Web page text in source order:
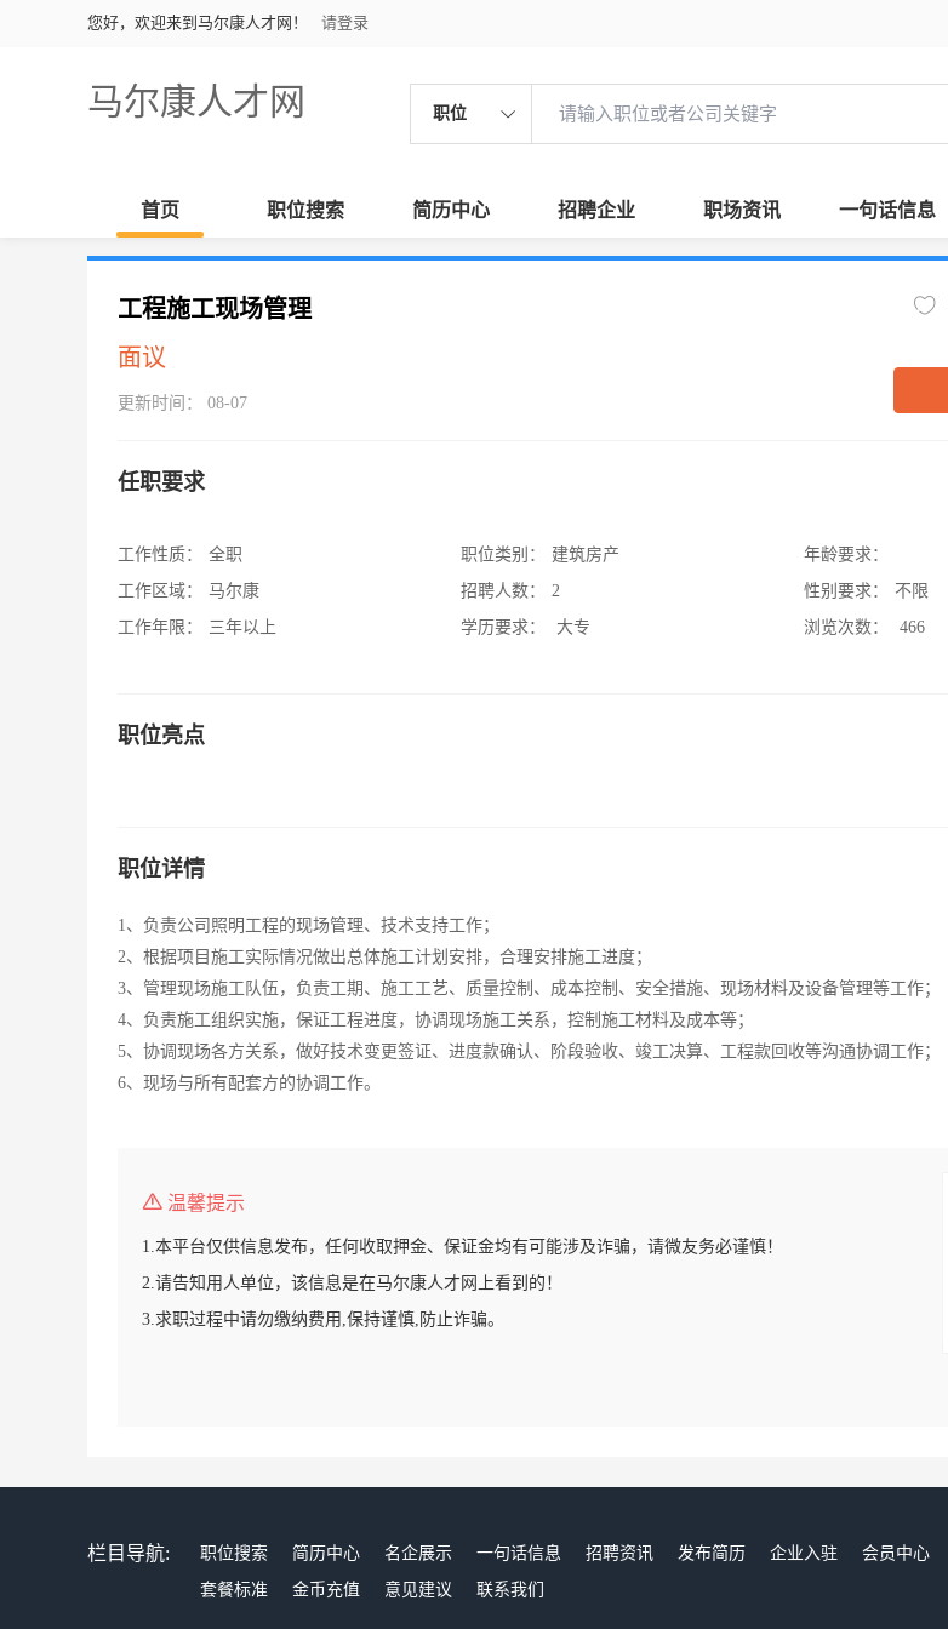
您好，欢迎来到马尔康人才网！ 请登录
马尔康人才网 职位
首页 职位搜索 简历中心 招聘企业 职场资讯 一句话信息
工程施工现场管理
面议
更新时间： 08-07
任职要求
工作性质：
全职
工作区域：
马尔康
工作年限：
三年以上
职位类别：
建筑房产
招聘人数：
2
学历要求：
大专
年龄要求：
性别要求：
不限
浏览次数：
466
职位亮点
职位详情
1、负责公司照明工程的现场管理、技术支持工作；
2、根据项目施工实际情况做出总体施工计划安排，合理安排施工进度；
3、管理现场施工队伍，负责工期、施工工艺、质量控制、成本控制、安全措施、现场材料及设备管理等工作；
4、负责施工组织实施，保证工程进度，协调现场施工关系，控制施工材料及成本等；
5、协调现场各方关系，做好技术变更签证、进度款确认、阶段验收、竣工决算、工程款回收等沟通协调工作；
6、现场与所有配套方的协调工作。
温馨提示
1.本平台仅供信息发布，任何收取押金、保证金均有可能涉及诈骗，请微友务必谨慎！
2.请告知用人单位，该信息是在马尔康人才网上看到的！
3.求职过程中请勿缴纳费用,保持谨慎,防止诈骗。
栏目导航: 职位搜索 简历中心 名企展示 一句话信息 招聘资讯 发布简历 企业入驻 会员中心
套餐标准
金币充值 意见建议 联系我们